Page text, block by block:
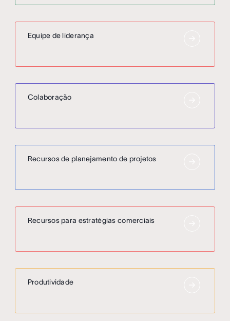
Equipe de liderança
Colaboração
Recursos de planejamento de projetos
Recursos para estratégias comerciais
Produtividade